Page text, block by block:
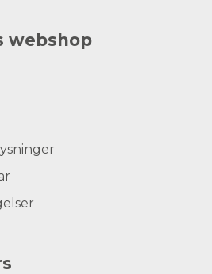
webshop